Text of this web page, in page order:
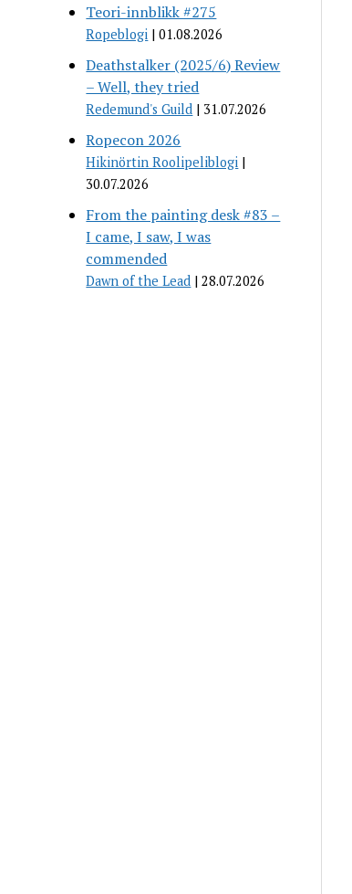
Teori-innblikk #275
Ropeblogi 01.08.2026
Deathstalker (2025/6) Review
– Well, they tried
Redemund's Guild 31.07.2026
Ropecon 2026
Hikinörtin Roolipeliblogi
30.07.2026
From the painting desk #83 –
I came, I saw, I was
commended
Dawn of the Lead 28.07.2026